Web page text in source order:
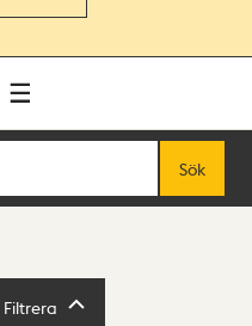
Sök
Filtrera